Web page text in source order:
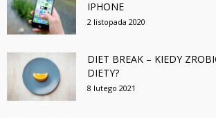
IPHONE
2 listopada 2020
DIET BREAK – KIEDY
DIETY?
8 lutego 2021